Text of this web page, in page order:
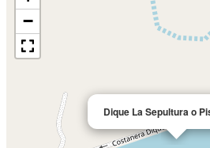
Dique La Sepultura o
−